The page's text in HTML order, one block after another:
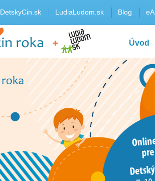
DetskyCin.sk LudiaLudom.sk Blog
Úvod